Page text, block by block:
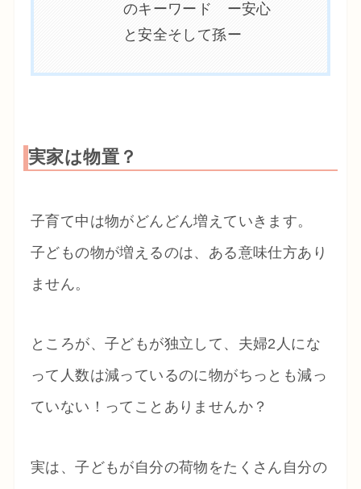
のキーワード ー安心
と安全そして孫ー
実家は物置？
子育て中は物がどんどん増えていきます。
子どもの物が増えるのは、ある意味仕方あり
ません。
ところが、子どもが独立して、夫婦2人にな
って人数は減っているのに物がちっとも減っ
ていない！ってことありませんか？
実は、子どもが自分の荷物をたくさん自分の